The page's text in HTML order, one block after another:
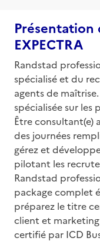
EXPECTRA
Randstad
spécialisé et du
agents de
spécialisée sur
Être consultant(e)
des journées
gérez et
pilotant les
Randstad
package complet
préparez le titre
client et marketing
certifié par ICD